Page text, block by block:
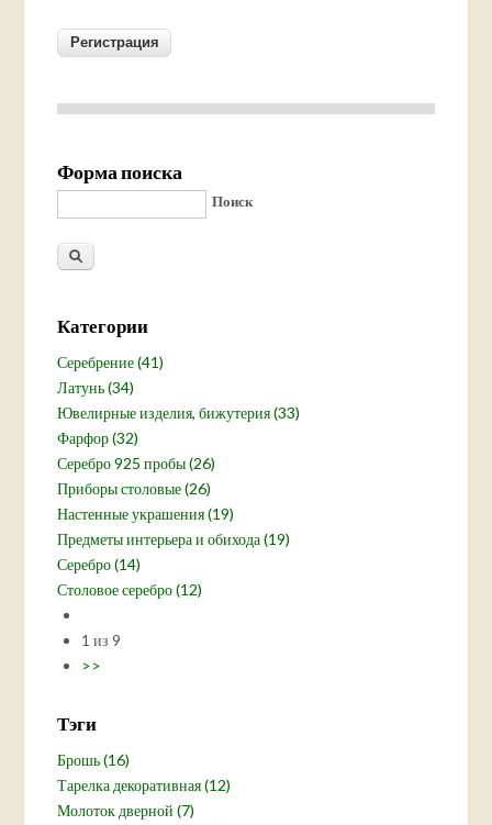
Форма поиска
Поиск
Категории
Серебрение (41)
Латунь (34)
Ювелирные изделия, бижутерия (33)
Фарфор (32)
Серебро 925 пробы (26)
Приборы столовые (26)
Настенные украшения (19)
Предметы интерьера и обихода (19)
Серебро (14)
Столовое серебро (12)
1 из 9
>>
Тэги
Брошь (16)
Тарелка декоративная (12)
Молоток дверной (7)